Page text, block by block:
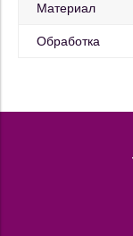
Материал
Обработка